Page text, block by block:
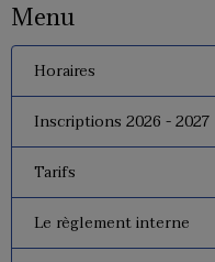
Menu
Horaires
Inscriptions 2026 - 2027
Tarifs
Le règlement interne